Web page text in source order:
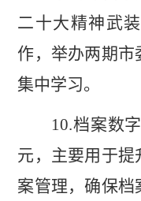
二十大精神武
作，举办两期市
集中学习。
10.档案数
元，主要用于提
案管理，确保档